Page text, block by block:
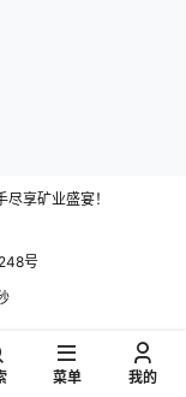
享矿业盛宴！
号
菜单 我的